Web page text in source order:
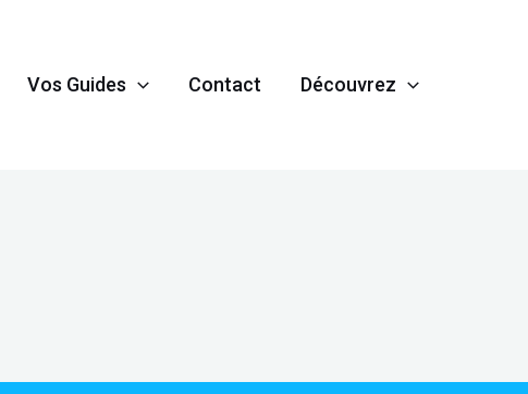
Vos Guides Contact Découvrez